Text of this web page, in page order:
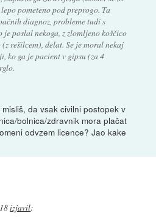
pometeno pod preprogo. Ta
diagnoz, probleme tudi s
poslal nekoga, z zlomljeno koščico
rešilcem), delat. Se je moral nekaj
ko ga je pacient v gipsu (za 4
da vsak civilni postopek v
bolnica/zdravnik mora plačat
odvzem licence? Jao kake
izjavil: